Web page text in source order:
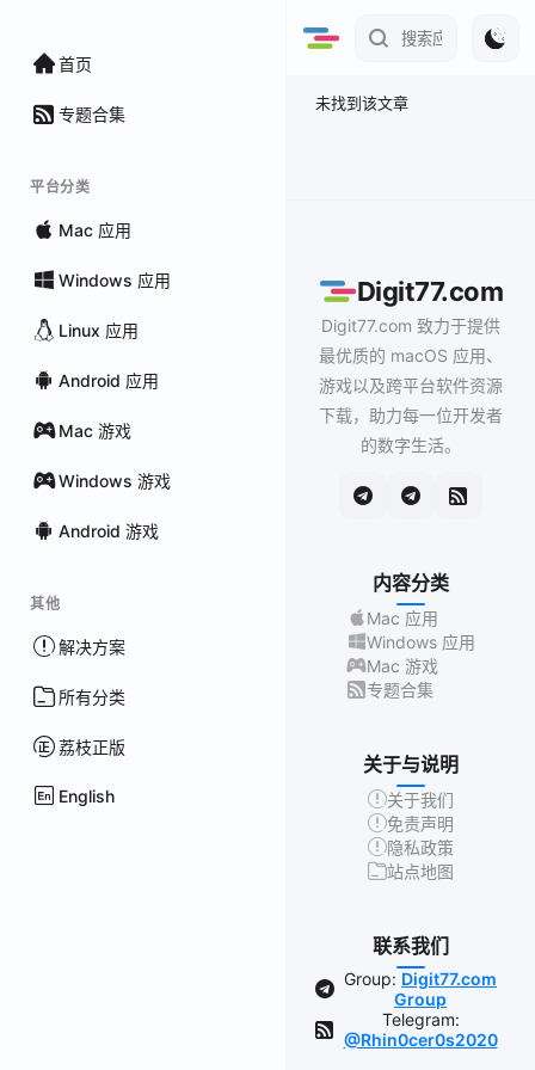
首页
专题合集
平台分类
Mac 应用
Windows 应用
Linux 应用
Android 应用
Mac 游戏
Windows 游戏
Android 游戏
其他
解决方案
所有分类
荔枝正版
English
未找到该文章
Digit77.com
Digit77.com 致力于提供
最优质的 macOS 应用、
游戏以及跨平台软件资源
下载，助力每一位开发者
的数字生活。
内容分类
Mac 应用
Windows 应用
Mac 游戏
专题合集
关于与说明
关于我们
免责声明
隐私政策
站点地图
联系我们
Group: Digit77.com
Group
Telegram:
@Rhin0cer0s2020